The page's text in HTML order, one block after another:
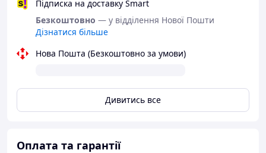
Підписка на доставку Smart
Безкоштовно — у відділення Нової Пошти
Дізнатися більше
Нова Пошта (Безкоштовно за умови)
Дивитись все
Оплата та гарантії